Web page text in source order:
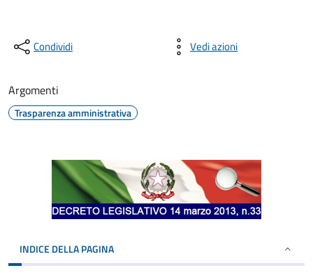
Condividi Vedi azioni
Argomenti
Trasparenza amministrativa
INDICE DELLA PAGINA